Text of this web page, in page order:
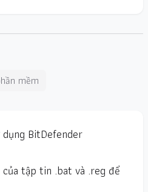
mềm
BitDefender
tập tin .bat và .reg để